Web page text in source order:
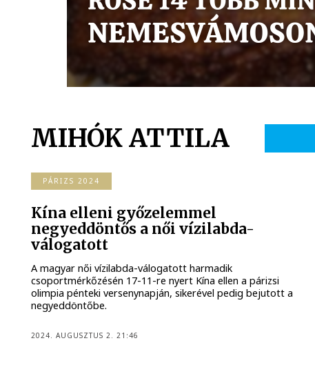
MIHÓK ATTILA
PÁRIZS 2024
Kína elleni győzelemmel
negyeddöntős a női vízilabda-
válogatott
A magyar női vízilabda-válogatott harmadik
csoportmérkőzésén 17-11-re nyert Kína ellen a párizsi
olimpia pénteki versenynapján, sikerével pedig bejutott a
negyeddöntőbe.
2024. AUGUSZTUS 2. 21:46